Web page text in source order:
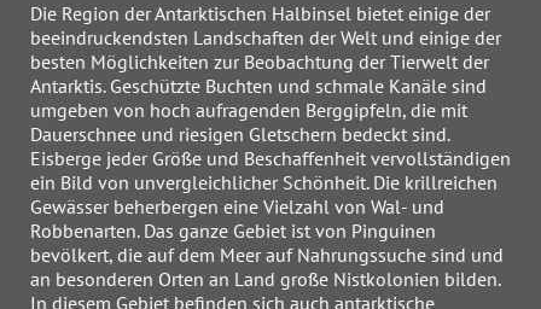
Die Region der Antarktischen Halbinsel bietet einige der
beeindruckendsten Landschaften der Welt und einige der
besten Möglichkeiten zur Beobachtung der Tierwelt der
Antarktis. Geschützte Buchten und schmale Kanäle sind
umgeben von hoch aufragenden Berggipfeln, die mit
Dauerschnee und riesigen Gletschern bedeckt sind.
Eisberge jeder Größe und Beschaffenheit vervollständigen
ein Bild von unvergleichlicher Schönheit. Die krillreichen
Gewässer beherbergen eine Vielzahl von Wal- und
Robbenarten. Das ganze Gebiet ist von Pinguinen
bevölkert, die auf dem Meer auf Nahrungssuche sind und
an besonderen Orten an Land große Nistkolonien bilden.
In diesem Gebiet befinden sich auch antarktische